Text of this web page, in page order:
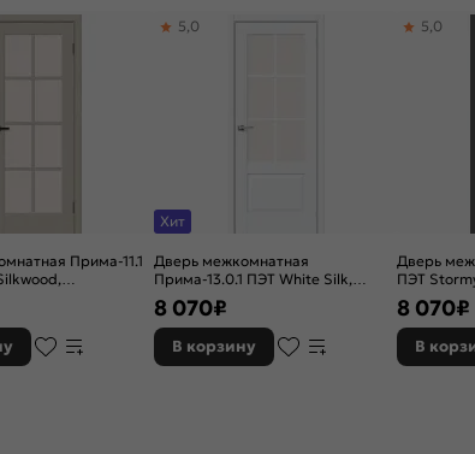
Прима-11.1
magic fog, царговая
Хит
Дверь межкомнатная
Прима-13.0.1 ПЭТ White Silk,
остекленная, magic fog, без
кромки, царговая
5,0
8 070₽
В корзину
Дверь
ПЭТ
magic fog,
5,0
8 070₽
В